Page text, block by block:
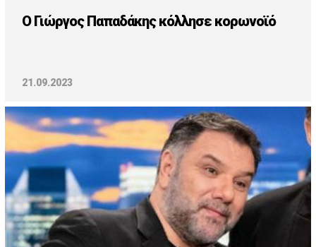
Ο Γιώργος Παπαδάκης κόλλησε κορωνοϊό
21.09.2023